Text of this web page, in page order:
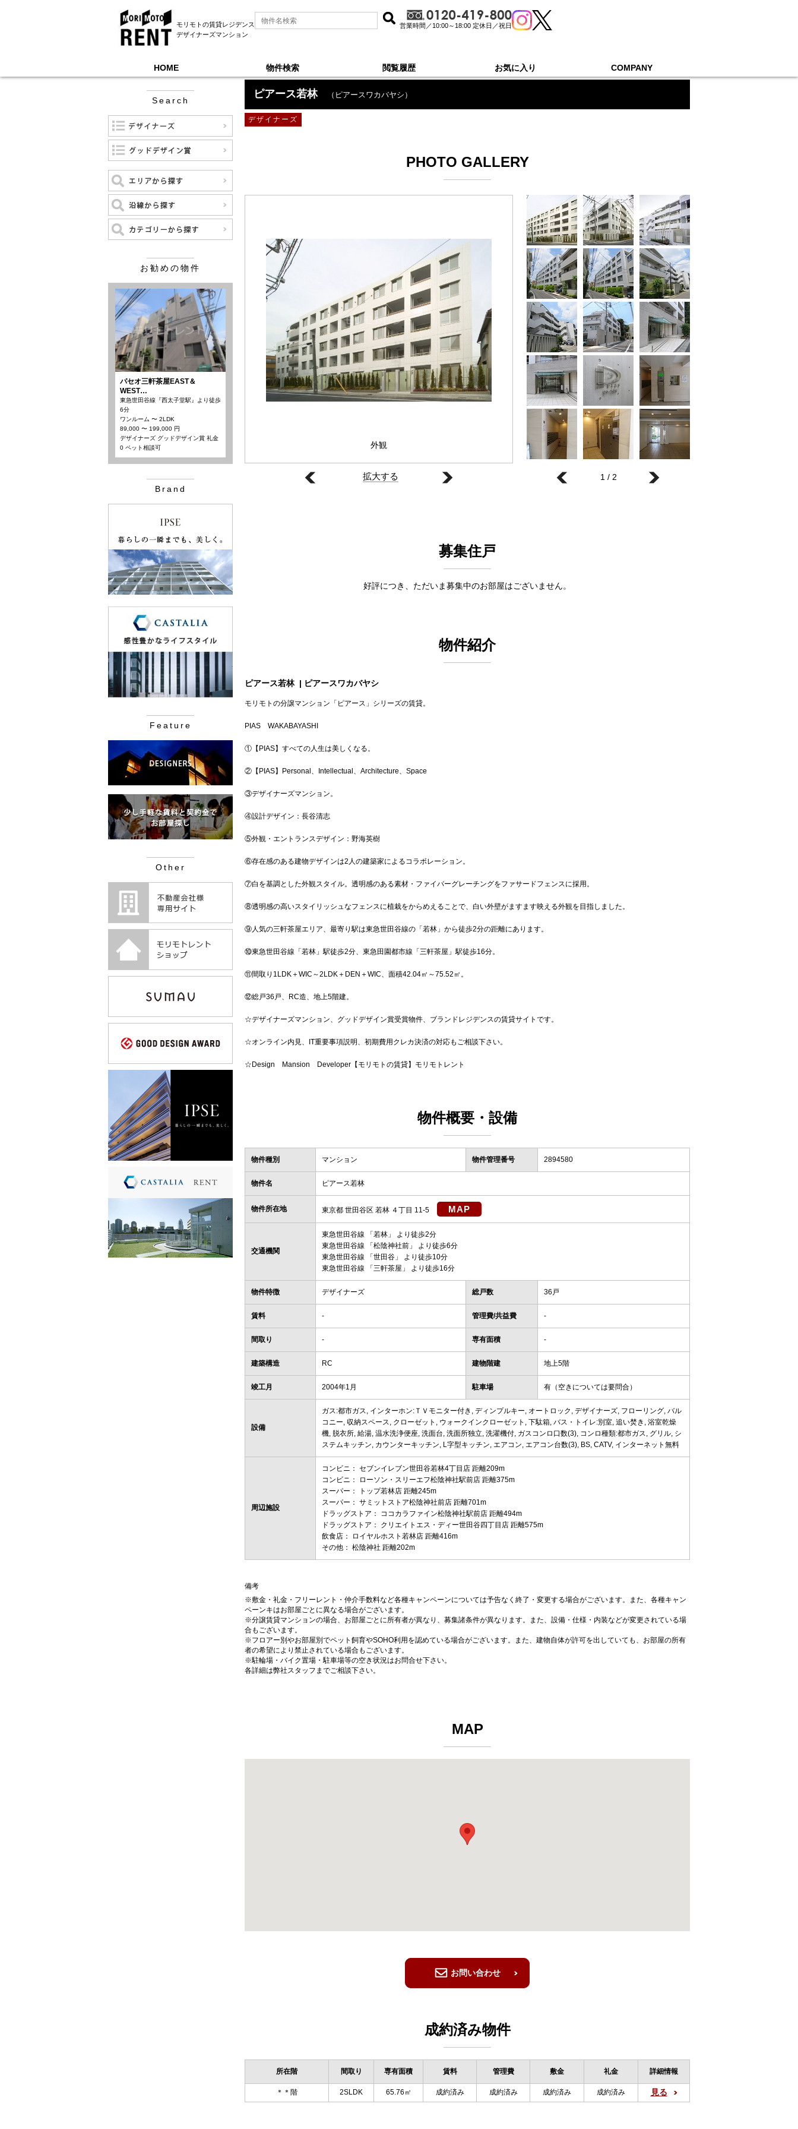
モリモトの賃貸レジデンス
デザイナーズマンション
営業時間／10:00～18:00 定休日／祝日
HOME 物件検索 閲覧履歴 お気に入り COMPANY
モリモトレントTOP ＞
ピアース若林 （ピアースワカバヤシ）
デザイナーズ
PHOTO GALLERY
拡大する
外観
1 / 2
募集住戸
好評につき、ただいま募集中のお部屋はございません。
物件紹介
ピアース若林 | ピアースワカバヤシ
モリモトの分譲マンション「ピアース」シリーズの賃貸。
PIAS WAKABAYASHI
①【PIAS】すべての人生は美しくなる。
②【PIAS】Personal、Intellectual、Architecture、Space
③デザイナーズマンション。
④設計デザイン：長谷清志
⑤外観・エントランスデザイン：野海英樹
⑥存在感のある建物デザインは2人の建築家によるコラボレーション。
⑦白を基調とした外観スタイル。透明感のある素材・ファイバーグレーチングをファサードフェンスに採用。
⑧透明感の高いスタイリッシュなフェンスに植栽をからめえることで、白い外壁がますます映える外観を目指しました。
⑨人気の三軒茶屋エリア、最寄り駅は東急世田谷線の「若林」から徒歩2分の距離にあります。
⑩東急世田谷線「若林」駅徒歩2分、東急田園都市線「三軒茶屋」駅徒歩16分。
⑪間取り1LDK＋WIC～2LDK＋DEN＋WIC、面積42.04㎡～75.52㎡。
⑫総戸36戸、RC造、地上5階建。
☆デザイナーズマンション、グッドデザイン賞受賞物件、ブランドレジデンスの賃貸サイトです。
☆オンライン内見、IT重要事項説明、初期費用クレカ決済の対応もご相談下さい。
☆Design Mansion Developer【モリモトの賃貸】モリモトレント
物件概要・設備
物件種別 マンション 物件管理番号 2894580
物件名 ピアース若林
物件所在地 東京都 世田谷区 若林 ４丁目 11-5 MAP
交通機関
東急世田谷線 「 若林 」 より徒歩2分
東急世田谷線 「 松陰神社前 」 より徒歩6分
東急世田谷線 「 世田谷 」 より徒歩10分
東急世田谷線 「 三軒茶屋 」 より徒歩16分
物件特徴 デザイナーズ 総戸数 36戸
賃料 - 管理費/共益費 -
間取り - 専有面積 -
建築構造 RC 建物階建 地上5階
竣工月 2004年1月 駐車場 有（空きについては要問合）
設備
ガス:都市ガス, インターホン:ＴＶモニター付き, ディンプルキー, オートロック, デザイナーズ, フローリング, バル
コニー, 収納スペース, クローゼット, ウォークインクローゼット, 下駄箱, バス・トイレ:別室, 追い焚き, 浴室乾燥
機, 脱衣所, 給湯, 温水洗浄便座, 洗面台, 洗面所独立, 洗濯機付, ガスコンロ口数(3), コンロ種類:都市ガス, グリル, シ
ステムキッチン, カウンターキッチン, L字型キッチン, エアコン, エアコン台数(3), BS, CATV, インターネット無料
周辺施設
コンビニ： セブンイレブン世田谷若林4丁目店 距離209m
コンビニ： ローソン・スリーエフ松陰神社駅前店 距離375m
スーパー： トップ若林店 距離245m
スーパー： サミットストア松陰神社前店 距離701m
ドラッグストア： ココカラファイン松陰神社駅前店 距離494m
ドラッグストア： クリエイトエス・ディー世田谷四丁目店 距離575m
飲食店： ロイヤルホスト若林店 距離416m
その他： 松陰神社 距離202m
備考
※敷金・礼金・フリーレント・仲介手数料など各種キャンペーンについては予告なく終了・変更する場合がございます。また、各種キャン
ペーンキはお部屋ごとに異なる場合がございます。
※分譲賃貸マンションの場合、お部屋ごとに所有者が異なり、募集諸条件が異なります。また、設備・仕様・内装などが変更されている場
合もございます。
※フロアー別やお部屋別でペット飼育やSOHO利用を認めている場合がございます。また、建物自体が許可を出していても、お部屋の所有
者の希望により禁止されている場合もございます。
※駐輪場・バイク置場・駐車場等の空き状況はお問合せ下さい。
各詳細は弊社スタッフまでご相談下さい。
MAP
お問い合わせ
成約済み物件
所在階 間取り 専有面積 賃料 管理費 敷金 礼金 詳細情報
＊＊階 2SLDK 65.76㎡ 成約済み 成約済み 成約済み 成約済み 見る
Search
お勧めの物件
パセオ三軒茶屋EAST＆
WEST…
東急世田谷線『西太子堂駅』より徒歩
6分
ワンルーム 〜 2LDK
89,000 〜 199,000 円
デザイナーズ グッドデザイン賞 礼金
0 ペット相談可
Brand
Feature
Other